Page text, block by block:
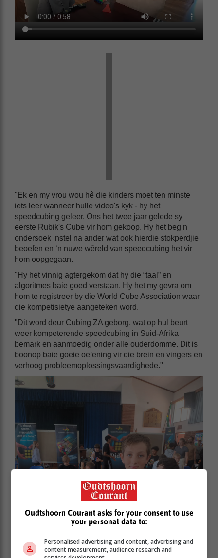
"Ek en my vrou wou hê die kinders moet ten minste
iets leer wanneer hulle video's kyk - hy het
speedcubing geleer. Ons het twee jaar gelede sy
eerste Rubik's Cube vir hom gekoop. Hy het begin
ondersoek instel na ander wat ook hierdie stokperdjie
beoefen en ‘n nuwe wêreld van speedcubing het vir
hom oopgegaan.
"Hy het vinnig agtergekom dat hy die “taal” en
algoritmes baie goed verstaan. Hy het my gevra om
hom te registreer by die World Cube Association waar
die kompetisietye aangeteken word.
"Dit word deur Cubing ZA geborg, wat op hul beurt
weer kompeterende speedcubing in Suid-Afrika
bemark en aanmoedig onder alle ouderdomme. Dit is
boonop baie goeie oefening vir die brein en vingers en
verhoog probleemoplossingsvaardighede."
Oudtshoorn Courant asks for your consent to use
your personal data to:
Personalised advertising and content, advertising and
content measurement, audience research and